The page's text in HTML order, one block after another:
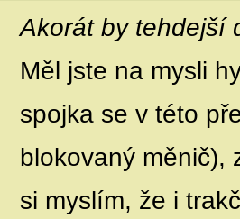
Akorát by tehdejší
Měl jste na mysli
spojka se v této
blokovaný měnič),
si myslím, že i